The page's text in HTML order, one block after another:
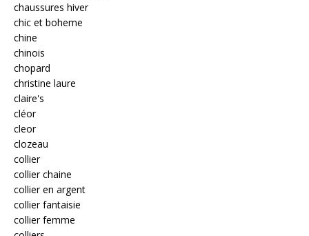
chaussures hiver
chic et boheme
chine
chinois
chopard
christine laure
claire's
cléor
cleor
clozeau
collier
collier chaine
collier en argent
collier fantaisie
collier femme